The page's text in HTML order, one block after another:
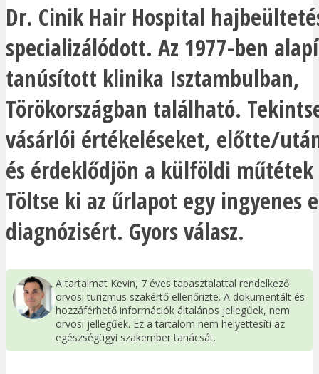
Dr. Cinik Hair Hospital
specializálódott. Az 1977-ben
tanúsított klinika Isztambulban,
Törökországban található.
vásárlói értékeléseket, előtte/
és érdeklődjön a külföldi
Töltse ki az űrlapot egy ingyenes
diagnózisért. Gyors válasz.
A tartalmat Kevin, 7 éves tapasztalattal rendelkező
orvosi turizmus szakértő ellenőrizte. A dokumentált és
hozzáférhető információk általános jellegűek, nem
orvosi jellegűek. Ez a tartalom nem helyettesíti az
egészségügyi szakember tanácsát.